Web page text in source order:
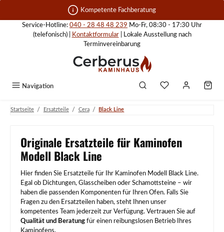
Zum Hauptinhalt springen Kompetente Fachberatung
Service-Hotline: 040 - 28 48 48 239 Mo-Fr, 08:30 - 17:30 Uhr
(telefonisch) |
Kontaktformular| Lokale Ausstellung nach
Terminvereinbarung
Navigation
Startseite / Ersatzteile / Cera / Black Line
Originale Ersatzteile für Kaminofen
Modell Black Line
Hier finden Sie Ersatzteile für Ihr Kaminofen Modell Black Line.
Egal ob Dichtungen, Glasscheiben oder Schamottsteine – wir
haben die passenden Komponenten für Ihren Ofen. Falls Sie
Fragen zu den Ersatzteilen haben, steht Ihnen unser
kompetentes Team jederzeit zur Verfügung. Vertrauen Sie auf
Qualität und Beratung für einen reibungslosen Betrieb Ihres
Kaminofens.